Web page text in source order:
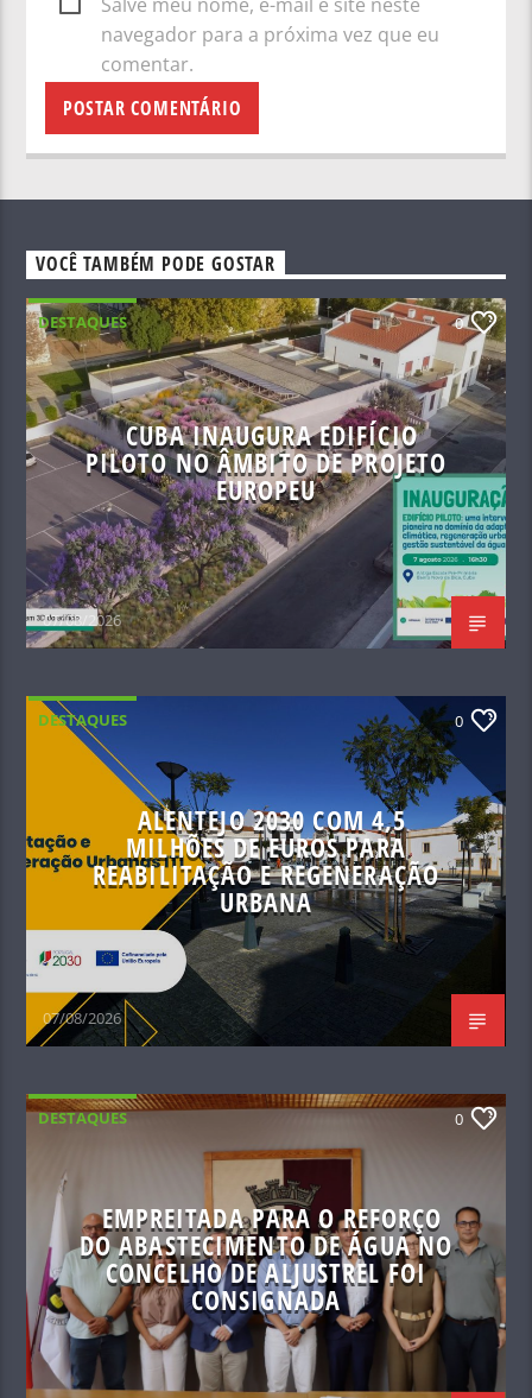
navegador para a próxima vez que eu
comentar.
VOCÊ TAMBÉM PODE GOSTAR
DESTAQUES 0
CUBA INAUGURA EDIFÍCIO
PILOTO NO ÂMBITO DE PROJETO
EUROPEU
07/08/2026
DESTAQUES 0
ALENTEJO 2030 COM 4,5
MILHÕES DE EUROS PARA
REABILITAÇÃO E REGENERAÇÃO
URBANA
07/08/2026
DESTAQUES 0
EMPREITADA PARA O REFORÇO
DO ABASTECIMENTO DE ÁGUA NO
CONCELHO DE ALJUSTREL FOI
CONSIGNADA